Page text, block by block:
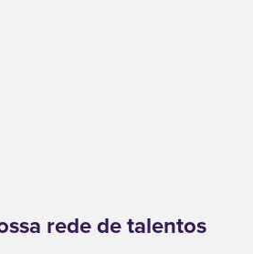
rede de talentos